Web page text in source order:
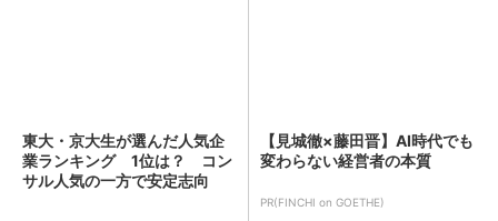
東大・京大生が選んだ人気企
業ランキング 1位は？ コン
サル人気の一方で安定志向
【見城徹×藤田晋】AI時代でも
変わらない経営者の本質
PR(FINCHI on GOETHE)